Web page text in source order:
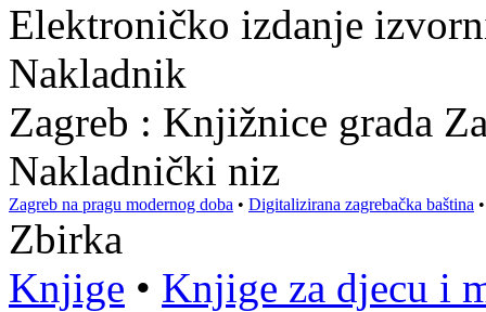
Elektroničko izdanje
Nakladnik
Zagreb : Knjižnice grada
Nakladnički niz
Zagreb na pragu modernog doba • Digitalizirana zagrebačka baština
Zbirka
Knjige • Knjige za djecu i